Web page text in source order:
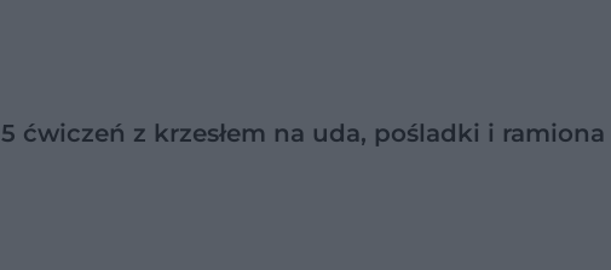
5 ćwiczeń z krzesłem na uda, pośladki i ramiona